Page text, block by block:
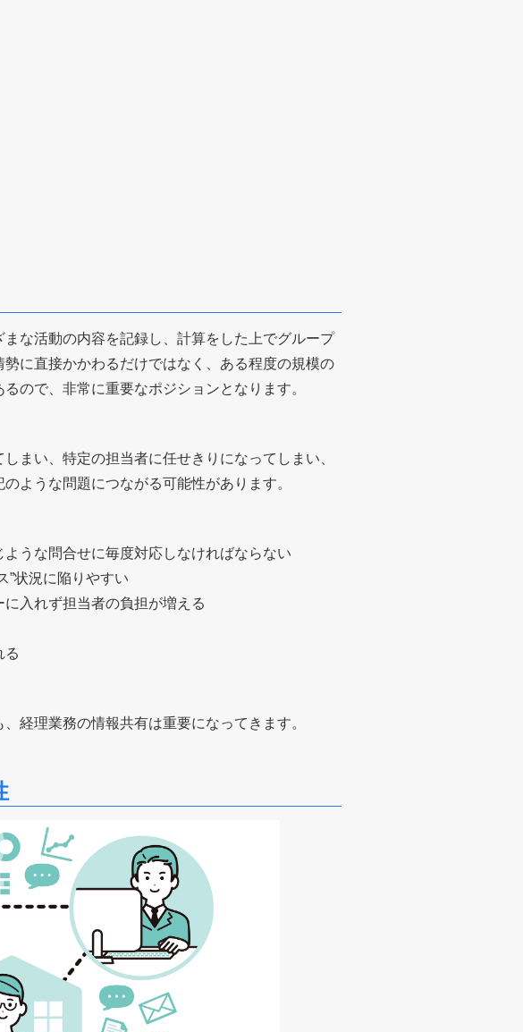
な活動の内容を記録し、計算をした上でグループ
に直接かかわるだけではなく、ある程度の規模の
ので、非常に重要なポジションとなります。
まい、特定の担当者に任せきりになってしまい、
ような問題につながる可能性があります。
うな問合せに毎度対応しなければならない
”状況に陥りやすい
入れず担当者の負担が増える
る
経理業務の情報共有は重要になってきます。